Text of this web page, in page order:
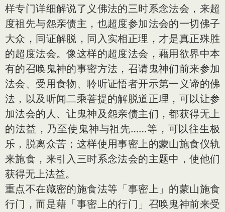
样专门详细解说了义佛法的三时系念法会，来超
度祖先与怨亲债主，也超度参加法会的一切佛子
大众，同证解脱，同入实相正理，才是真正殊胜
的超度法会。像这样的超度法会，藉用欲界中本
有的召唤鬼神的事密方法，召请鬼神们前来参加
法会、受用食物、聆听证悟者开示第一义谛的佛
法，以及听闻二乘菩提的解脱道正理，可以让参
加法会的人、让鬼神及怨亲债主们，都获得无上
的法益，乃至使鬼神与祖先……等，可以往生极
乐，脱离众苦；这样使用事密上的蒙山施食仪轨
来施食，来引入三时系念法会的主题中，使他们
获得无上法益。
重点不在藏密的施食法等「事密上」的蒙山施食
行门，而是藉「事密上的行门」召唤鬼神前来受